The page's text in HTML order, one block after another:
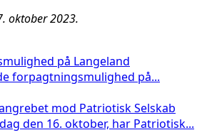
oktober 2023.
på Langeland
forpagtningsmulighed på...
mod Patriotisk Selskab
den 16. oktober, har Patriotisk...